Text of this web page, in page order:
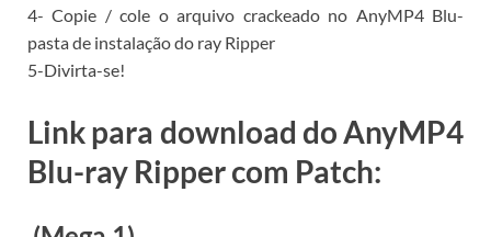
4- Copie / cole o arquivo crackeado no AnyMP4 Blu-
pasta de instalação do ray Ripper
5-Divirta-se!
Link para download do AnyMP4
Blu-ray Ripper com Patch: